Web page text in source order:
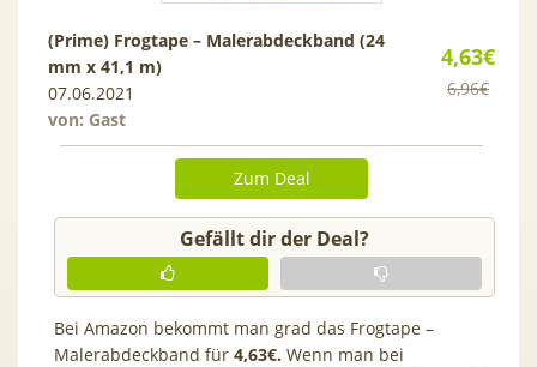
4,63€
6,96€
(Prime) Frogtape – Malerabdeckband (24
mm x 41,1 m)
07.06.2021
von: Gast
Zum Deal
Gefällt dir der Deal?
Bei Amazon bekommt man grad das Frogtape –
Malerabdeckband für 4,63€. Wenn man bei